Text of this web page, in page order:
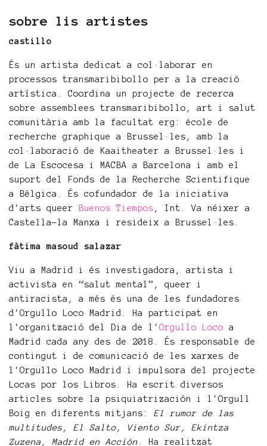
sobre lis artistes
castillo
És un artista dedicat a col·laborar en
processos transmaribibollo per a la creació
artística. Coordina un projecte de recerca
sobre assemblees transmaribibollo, art i salut
comunitària amb la facultat erg: école de
recherche graphique a Brussel·les, amb la
col·laboració de Kaaitheater a Brussel·les i
de La Escocesa i MACBA a Barcelona i amb el
suport del Fonds de la Recherche Scientifique
a Bèlgica. És cofundador de la iniciativa
d'arts queer
Buenos Tiempos , Int. Va néixer a
Castella-la Manxa i resideix a Brussel·les.
fàtima masoud salazar
Viu a Madrid i és investigadora, artista i
activista en “salut mental”, queer i
antiracista, a més és una de les fundadores
d'Orgullo Loco Madrid. Ha participat en
l'organització del Dia de l' Orgullo Loco a
Madrid cada any des de 2018. És responsable de
contingut i de comunicació de les xarxes de
l'Orgullo Loco Madrid i impulsora del projecte
Locas por los Libros. Ha escrit diversos
articles sobre la psiquiatrización i l'Orgull
Boig en diferents mitjans: El rumor de las
multitudes, El Salto, Viento Sur, Ekintza
Zuzena, Madrid en Acción . Ha realitzat